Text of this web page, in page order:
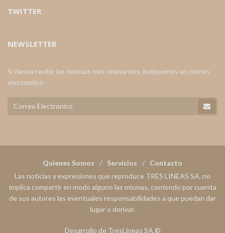
TWITTER
NEWSLETTER
Si desea recibir las noticias mas relevantes, indiquenos un correo
electronico
Quienes Somos Servicios
Contacto
Las noticias y expresiones que reproduce TRES LINEAS SA, no
implica compartir en modo alguno las mismas, corriendo por cuenta
de sus autores las eventuales responsabilidades a que puedan dar
lugar o derivar.
Desarrollo de TresLineas SA.©